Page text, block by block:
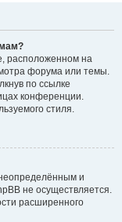
расположенном на
форума или темы.
по ссылке
конференции.
стиля.
и
не осуществляется.
расширенного